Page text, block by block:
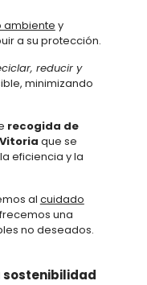
ambiente y
a su protección.
reducir y
minimizando
recogida de
que se
eficiencia y la
al cuidado
una
no deseados.
sostenibilidad